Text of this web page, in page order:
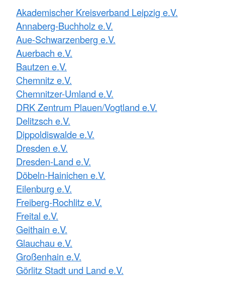
Akademischer Kreisverband Leipzig e.V.
Annaberg-Buchholz e.V.
Aue-Schwarzenberg e.V.
Auerbach e.V.
Bautzen e.V.
Chemnitz e.V.
Chemnitzer-Umland e.V.
DRK Zentrum Plauen/Vogtland e.V.
Delitzsch e.V.
Dippoldiswalde e.V.
Dresden e.V.
Dresden-Land e.V.
Döbeln-Hainichen e.V.
Eilenburg e.V.
Freiberg-Rochlitz e.V.
Freital e.V.
Geithain e.V.
Glauchau e.V.
Großenhain e.V.
Görlitz Stadt und Land e.V.